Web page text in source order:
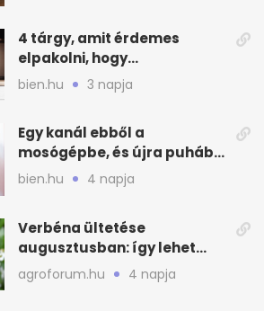
4 tárgy, amit érdemes
elpakolni, hogy
hűvösebbnek tűnjön a lakás
bien.hu 3 napja
Egy kanál ebből a
mosógépbe, és újra puhább
lesz a törölköző
bien.hu 4 napja
Verbéna ültetése
augusztusban: így lehet
még idén virágos a kert
agroforum.hu 4 napja